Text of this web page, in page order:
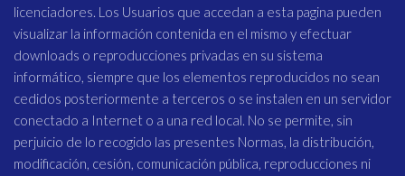
licenciadores. Los Usuarios que accedan a esta pagina pueden
visualizar la información contenida en el mismo y efectuar
downloads o reproducciones privadas en su sistema
informático, siempre que los elementos reproducidos no sean
cedidos posteriormente a terceros o se instalen en un servidor
conectado a Internet o a una red local. No se permite, sin
perjuicio de lo recogido las presentes Normas, la distribución,
modificación, cesión, comunicación pública, reproducciones ni